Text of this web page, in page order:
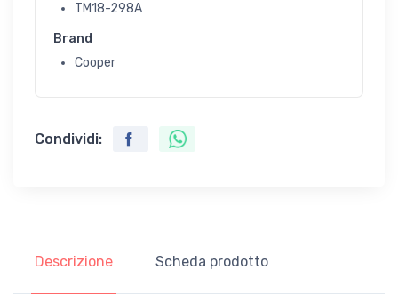
TM18-298A
Brand
Cooper
Condividi:
Descrizione Scheda prodotto